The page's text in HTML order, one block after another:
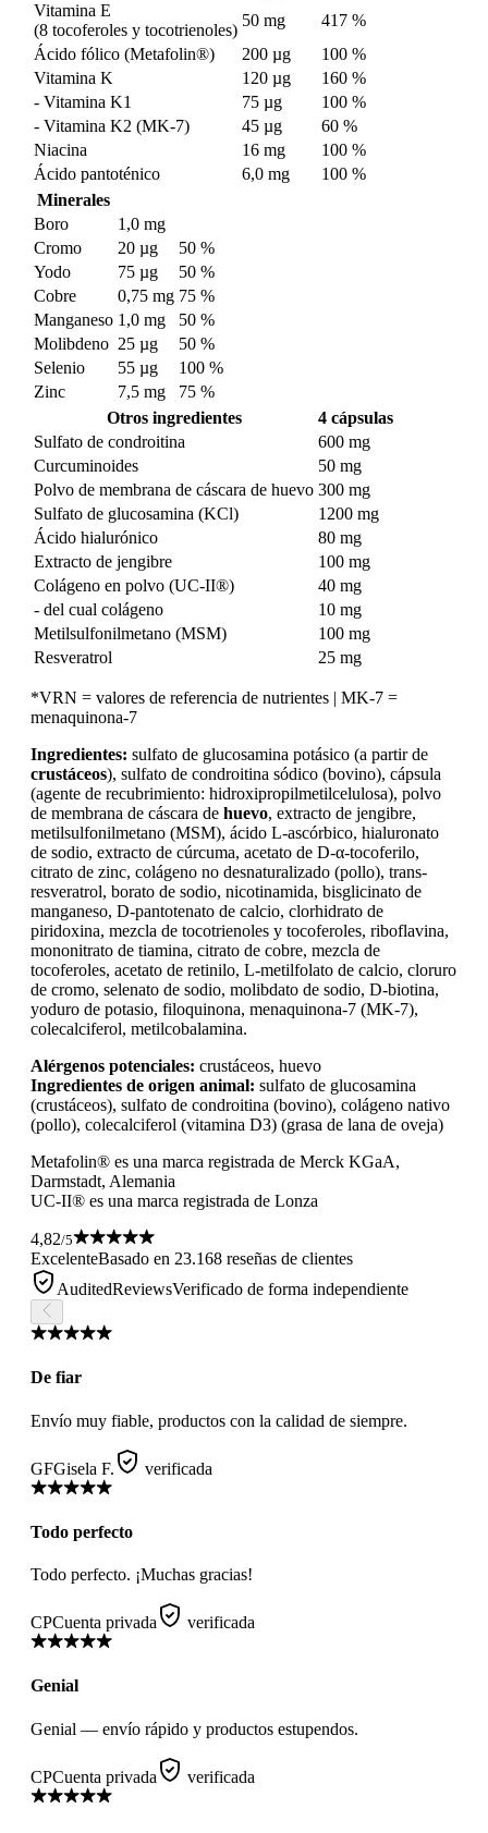
Vitamina E
(8 tocoferoles y tocotrienoles)
50 mg
417 %
Ácido fólico (Metafolin®)
200 µg
100 %
Vitamina K
120 µg
160 %
- Vitamina K1
75 µg
100 %
- Vitamina K2 (MK-7)
45 µg
60 %
Niacina
16 mg
100 %
Ácido pantoténico
6,0 mg
100 %
Minerales
Boro
1,0 mg
Cromo
20 µg
50 %
Yodo
75 µg
50 %
Cobre
0,75 mg 75 %
Manganeso 1,0 mg
50 %
Molibdeno 25 µg
50 %
Selenio
55 µg
100 %
Zinc
7,5 mg
75 %
Otros ingredientes
4 cápsulas
Sulfato de condroitina
600 mg
Curcuminoides
50 mg
Polvo de membrana de cáscara de huevo 300 mg
Sulfato de glucosamina (KCl)
1200 mg
Ácido hialurónico
80 mg
Extracto de jengibre
100 mg
Colágeno en polvo (UC-II®)
40 mg
- del cual colágeno
10 mg
Metilsulfonilmetano (MSM)
100 mg
Resveratrol
25 mg
*VRN = valores de referencia de nutrientes | MK-7 =
menaquinona-7
Ingredientes: sulfato de glucosamina potásico (a partir de
crustáceos), sulfato de condroitina sódico (bovino), cápsula
(agente de recubrimiento: hidroxipropilmetilcelulosa), polvo
de membrana de cáscara de huevo, extracto de jengibre,
metilsulfonilmetano (MSM), ácido L-ascórbico, hialuronato
de sodio, extracto de cúrcuma, acetato de D-α-tocoferilo,
citrato de zinc, colágeno no desnaturalizado (pollo), trans-
resveratrol, borato de sodio, nicotinamida, bisglicinato de
manganeso, D-pantotenato de calcio, clorhidrato de
piridoxina, mezcla de tocotrienoles y tocoferoles, riboflavina,
mononitrato de tiamina, citrato de cobre, mezcla de
tocoferoles, acetato de retinilo, L-metilfolato de calcio, cloruro
de cromo, selenato de sodio, molibdato de sodio, D-biotina,
yoduro de potasio, filoquinona, menaquinona-7 (MK-7),
colecalciferol, metilcobalamina.
Alérgenos potenciales: crustáceos, huevo
Ingredientes de origen animal: sulfato de glucosamina
(crustáceos), sulfato de condroitina (bovino), colágeno nativo
(pollo), colecalciferol (vitamina D3) (grasa de lana de oveja)
Metafolin® es una marca registrada de Merck KGaA,
Darmstadt, Alemania
UC-II® es una marca registrada de Lonza
4,82/5
ExcelenteBasado en 23.168 reseñas de clientes
AuditedReviewsVerificado de forma independiente
De fiar
Envío muy fiable, productos con la calidad de siempre.
GFGisela F. verificada
Todo perfecto
Todo perfecto. ¡Muchas gracias!
CPCuenta privada verificada
Genial
Genial — envío rápido y productos estupendos.
CPCuenta privada verificada